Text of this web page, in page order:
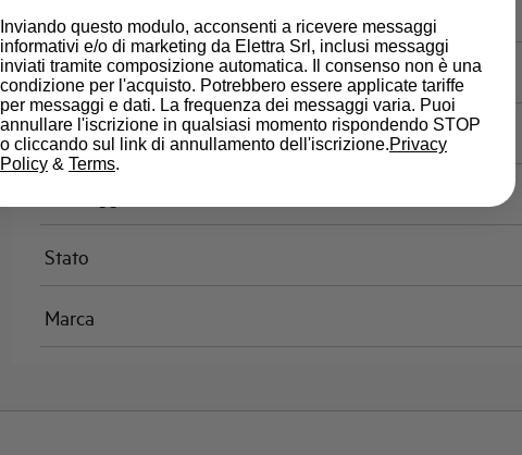
Temperatura di riferimento (°C)
Classe di limitazione
Stato
Marca
Inviando questo modulo, acconsenti a ricevere messaggi
informativi e/o di marketing da Elettra Srl, inclusi messaggi
inviati tramite composizione automatica. Il consenso non è una
condizione per l'acquisto. Potrebbero essere applicate tariffe
per messaggi e dati. La frequenza dei messaggi varia. Puoi
annullare l'iscrizione in qualsiasi momento rispondendo STOP
o cliccando sul link di annullamento dell'iscrizione.Privacy
Policy & Terms.